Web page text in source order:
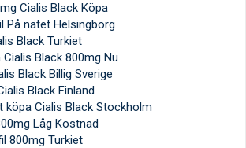
Cialis Black Köpa
På nätet Helsingborg
Black Turkiet
Black 800mg Nu
Black Billig Sverige
Black Finland
köpa Cialis Black Stockholm
Låg Kostnad
800mg Turkiet